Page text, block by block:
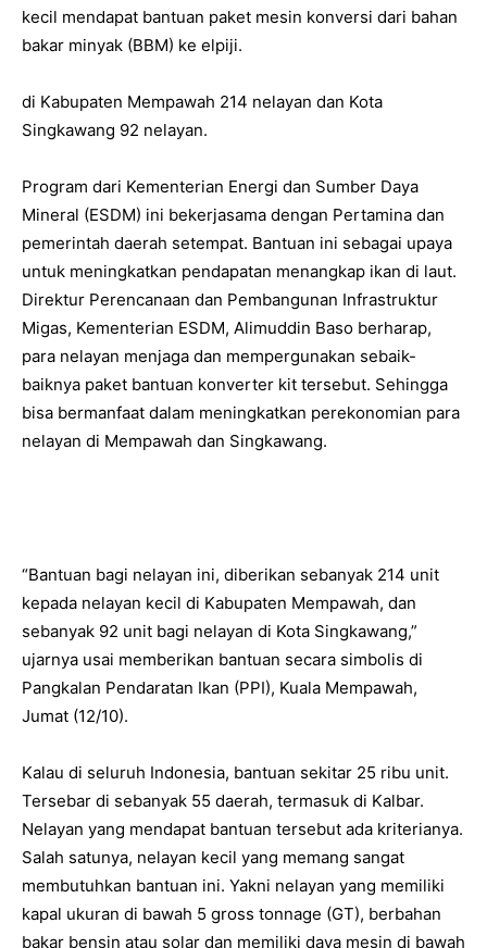
kecil mendapat bantuan paket mesin konversi dari bahan
bakar minyak (BBM) ke elpiji.
di Kabupaten Mempawah 214 nelayan dan Kota
Singkawang 92 nelayan.
Program dari Kementerian Energi dan Sumber Daya
Mineral (ESDM) ini bekerjasama dengan Pertamina dan
pemerintah daerah setempat. Bantuan ini sebagai upaya
untuk meningkatkan pendapatan menangkap ikan di laut.
Direktur Perencanaan dan Pembangunan Infrastruktur
Migas, Kementerian ESDM, Alimuddin Baso berharap,
para nelayan menjaga dan mempergunakan sebaik-
baiknya paket bantuan konverter kit tersebut. Sehingga
bisa bermanfaat dalam meningkatkan perekonomian para
nelayan di Mempawah dan Singkawang.
“Bantuan bagi nelayan ini, diberikan sebanyak 214 unit
kepada nelayan kecil di Kabupaten Mempawah, dan
sebanyak 92 unit bagi nelayan di Kota Singkawang,”
ujarnya usai memberikan bantuan secara simbolis di
Pangkalan Pendaratan Ikan (PPI), Kuala Mempawah,
Jumat (12/10).
Kalau di seluruh Indonesia, bantuan sekitar 25 ribu unit.
Tersebar di sebanyak 55 daerah, termasuk di Kalbar.
Nelayan yang mendapat bantuan tersebut ada kriterianya.
Salah satunya, nelayan kecil yang memang sangat
membutuhkan bantuan ini. Yakni nelayan yang memiliki
kapal ukuran di bawah 5 gross tonnage (GT), berbahan
bakar bensin atau solar dan memiliki daya mesin di bawah